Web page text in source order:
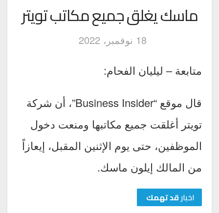
ماسك يغلق جميع مكاتب تويتر
18 نوفمبر، 2022
متابعة – ليليان الفحام:
قال موقع “Business Insider”، أن شركة
تويتر أغلقت جميع مكاتبها ومنعت دخول
الموظفين، حتى يوم الإثنين المقبل، إيعازاً
من المالك إيلون ماسك.
اخبارقد تهمك